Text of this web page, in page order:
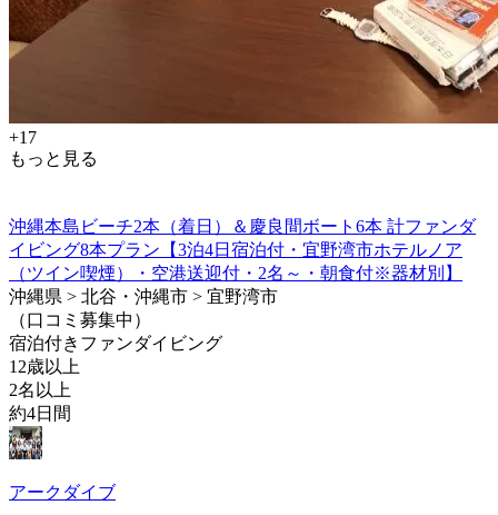
+17
もっと見る
沖縄本島ビーチ2本（着日）＆慶良間ボート6本 計ファンダ
イビング8本プラン【3泊4日宿泊付・宜野湾市ホテルノア
（ツイン喫煙）・空港送迎付・2名～・朝食付※器材別】
沖縄県 > 北谷・沖縄市 > 宜野湾市
（口コミ募集中）
宿泊付きファンダイビング
12歳以上
2名以上
約4日間
アークダイブ